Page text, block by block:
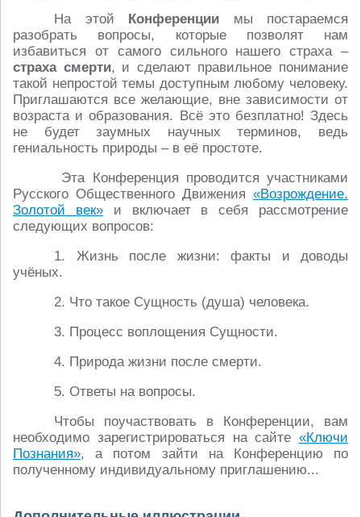
На этой Конференции мы постараемся
разобрать вопросы, которые позволят нам
избавиться от самого сильного нашего страха –
страха смерти, и сделают правильное понимание
такой непростой темы доступным любому человеку.
Приглашаются все желающие, вне зависимости от
возраста и образования. Всё это безплатно! Здесь
не будет заумных научных терминов, ведь
гениальность природы – в её простоте.
Эта Конференция проводится участниками
Русского Общественного Движения «Возрождение.
Золотой век»и включает в себя рассмотрение
следующих вопросов:
1. Жизнь после жизни: факты и доводы
учёных.
2. Что такое Сущность (душа) человека.
3. Процесс воплощения Сущности.
4. Природа жизни после смерти.
5. Ответы на вопросы.
Чтобы поучаствовать в Конференции, вам
необходимо зарегистрироваться на сайте «Ключи
Познания», а потом зайти на Конференцию по
полученному индивидуальному приглашению...